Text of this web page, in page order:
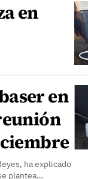
en
en
ha explicado
plantea…